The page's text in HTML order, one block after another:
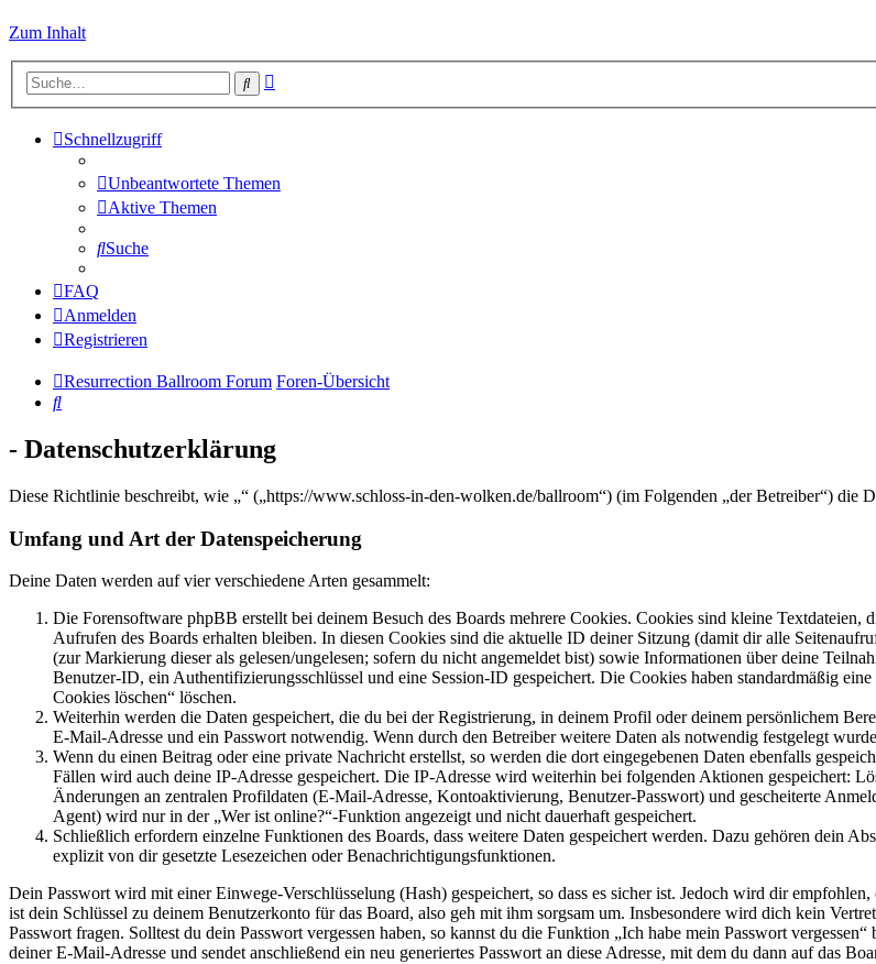
Zum Inhalt
Suche
Schnellzugriff
Unbeantwortete Themen
Aktive Themen
Suche
FAQ
Anmelden
Registrieren
Resurrection Ballroom Forum Foren-Übersicht
Suche
- Datenschutzerklärung
Diese Richtlinie beschreibt, wie „“ („https://www.schloss-in-den-wolken.de/ballroom“) (im Folgenden „der Betreiber“) die
Umfang und Art der Datenspeicherung
Deine Daten werden auf vier verschiedene Arten gesammelt:
Die Forensoftware phpBB erstellt bei deinem Besuch des Boards mehrere Cookies. Cookies sind kleine Textdateien,
Aufrufen des Boards erhalten bleiben. In diesen Cookies sind die aktuelle ID deiner Sitzung (damit dir alle
(zur Markierung dieser als gelesen/ungelesen; sofern du nicht angemeldet bist) sowie Informationen über deine
Benutzer-ID, ein Authentifizierungsschlüssel und eine Session-ID gespeichert. Die Cookies haben standardmäßig
Cookies löschen“ löschen.
Weiterhin werden die Daten gespeichert, die du bei der Registrierung, in deinem Profil oder deinem persönlichem
E-Mail-Adresse und ein Passwort notwendig. Wenn durch den Betreiber weitere Daten als notwendig festgelegt
Wenn du einen Beitrag oder eine private Nachricht erstellst, so werden die dort eingegebenen Daten ebenfalls
Fällen wird auch deine IP-Adresse gespeichert. Die IP-Adresse wird weiterhin bei folgenden Aktionen gespeichert:
Änderungen an zentralen Profildaten (E-Mail-Adresse, Kontoaktivierung, Benutzer-Passwort) und gescheiterte
Agent) wird nur in der „Wer ist online?“-Funktion angezeigt und nicht dauerhaft gespeichert.
Schließlich erfordern einzelne Funktionen des Boards, dass weitere Daten gespeichert werden. Dazu gehören dein
explizit von dir gesetzte Lesezeichen oder Benachrichtigungsfunktionen.
Dein Passwort wird mit einer Einwege-Verschlüsselung (Hash) gespeichert, so dass es sicher ist. Jedoch wird dir
ist dein Schlüssel zu deinem Benutzerkonto für das Board, also geh mit ihm sorgsam um. Insbesondere wird dich kein
Passwort fragen. Solltest du dein Passwort vergessen haben, so kannst du die Funktion „Ich habe mein Passwort
deiner E-Mail-Adresse und sendet anschließend ein neu generiertes Passwort an diese Adresse, mit dem du dann auf das